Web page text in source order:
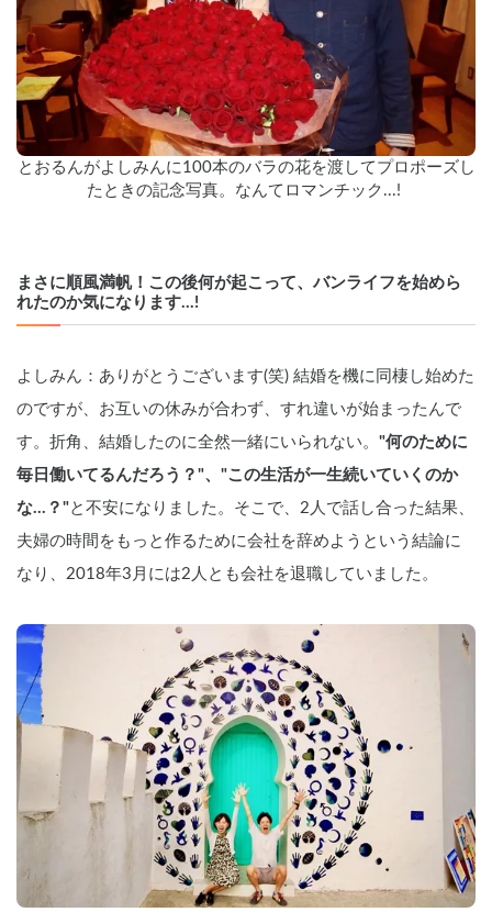
とおるんがよしみんに100本のバラの花を渡してプロポーズし
たときの記念写真。なんてロマンチック...!
まさに順風満帆！この後何が起こって、バンライフを始めら
れたのか気になります...!
よしみん：ありがとうございます(笑) 結婚を機に同棲し始めた
のですが、お互いの休みが合わず、すれ違いが始まったんで
す。折角、結婚したのに全然一緒にいられない。 "何のために
毎日働いてるんだろう？"、"この生活が一生続いていくのか
な...？"と不安になりました。そこで、2人で話し合った結果、
夫婦の時間をもっと作るために会社を辞めようという結論に
なり、2018年3月には2人とも会社を退職していました。